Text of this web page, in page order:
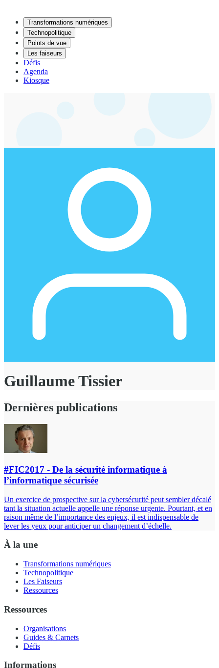
Transformations numériques
Technopolitique
Points de vue
Les faiseurs
Défis
Agenda
Kiosque
Guillaume Tissier
Dernières publications
#FIC2017 - De la sécurité informatique à
l’informatique sécurisée
Un exercice de prospective sur la cybersécurité peut sembler décalé
tant la situation actuelle appelle une réponse urgente. Pourtant, et en
raison même de l’importance des enjeux, il est indispensable de
lever les yeux pour anticiper un changement d’échelle.
À la une
Transformations numériques
Technopolitique
Les Faiseurs
Ressources
Ressources
Organisations
Guides & Carnets
Défis
Informations